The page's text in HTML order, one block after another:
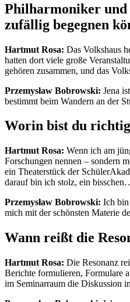
Philharmoniker und
zufällig begegnen
Hartmut Rosa: Das Volkshaus
hatten dort viele große
gehören zusammen, und das
Przemysław Bobrowski: Jena
bestimmt beim Wandern an der
Worin bist du
Hartmut Rosa: Wenn ich am
Forschungen nennen – sondern
ein Theaterstück der
darauf bin ich stolz, ein
Przemysław Bobrowski: Ich bin
mich mit der schönsten Materie
Wann reißt die
Hartmut Rosa: Die Resonanz
Berichte formulieren, Formulare
im Seminarraum die Diskussion